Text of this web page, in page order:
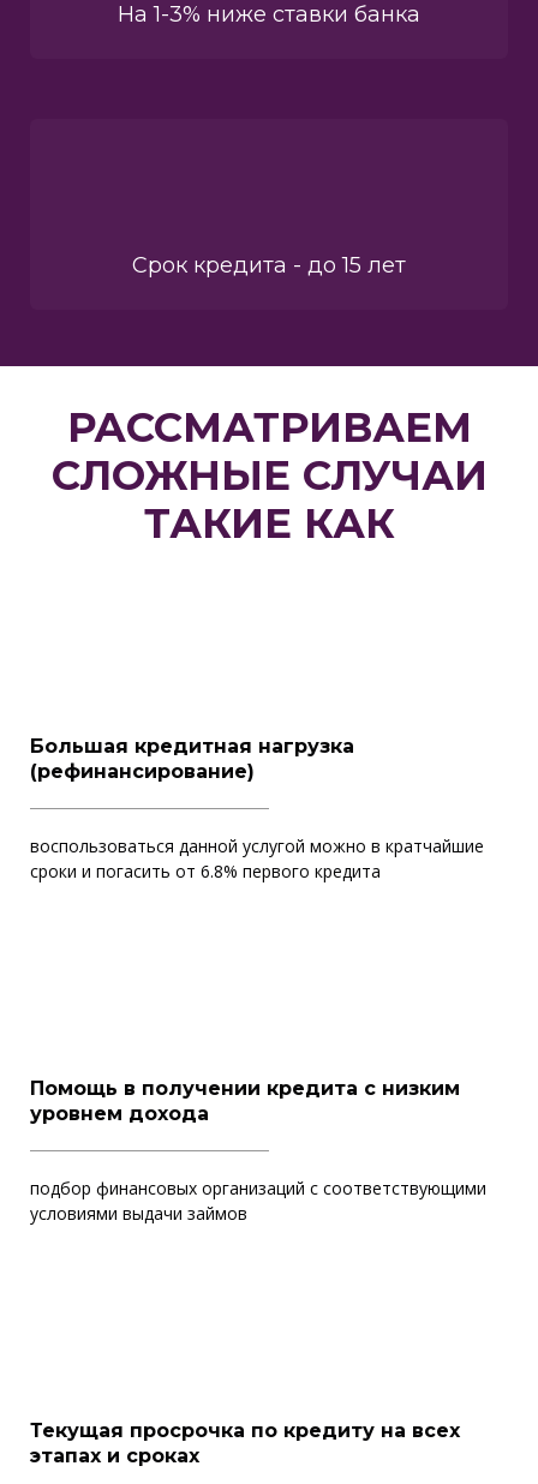
На 1-3% ниже ставки банка
Срок кредита - до 15 лет
РАССМАТРИВАЕМ
СЛОЖНЫЕ СЛУЧАИ
ТАКИЕ КАК
Большая кредитная нагрузка
(рефинансирование)
воспользоваться данной услугой можно в кратчайшие
сроки и погасить от 6.8% первого кредита
Помощь в получении кредита с низким
уровнем дохода
подбор финансовых организаций с соответствующими
условиями выдачи займов
Текущая просрочка по кредиту на всех
этапах и сроках